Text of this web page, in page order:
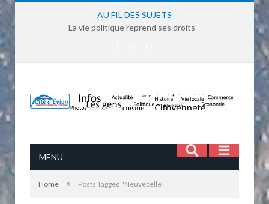
AU FIL DES SUJETS
La vie politique reprend ses droits
MENU
Home » Posts Tagged "Neuvecelle"